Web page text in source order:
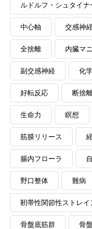
ルドルフ・シュタイナ
中心軸 交感神
全捨離 内臓マ
副交感神経 化
好転反応 断捨
生命力 瞑想
筋膜リリース
腸内フローラ
野口整体 難病
靭帯性関節性ストレイ
骨盤底筋群 骨